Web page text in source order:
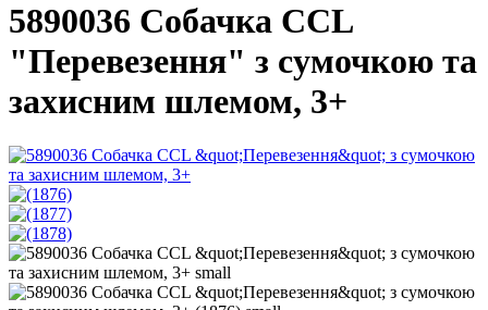
5890036 Собачка CCL
"Перевезення" з сумочкою та
захисним шлемом, 3+